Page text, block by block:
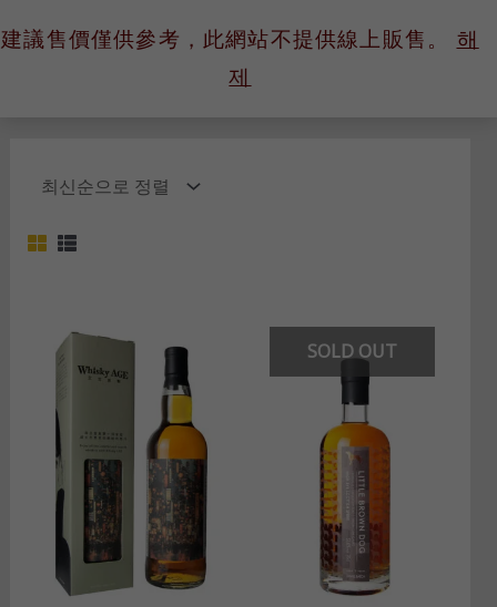
建議售價僅供參考，此網站不提供線上販售。 해
제
텐
SOLD OUT